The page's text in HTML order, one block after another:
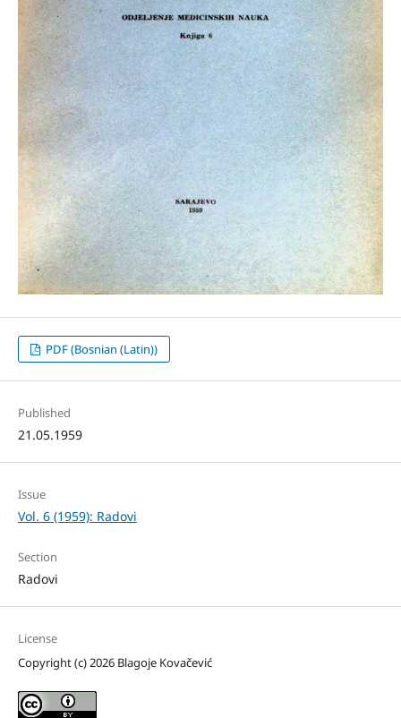
PDF (Bosnian (Latin))
Published
21.05.1959
Issue
Vol. 6 (1959): Radovi
Section
Radovi
License
Copyright (c) 2026 Blagoje Kovačević